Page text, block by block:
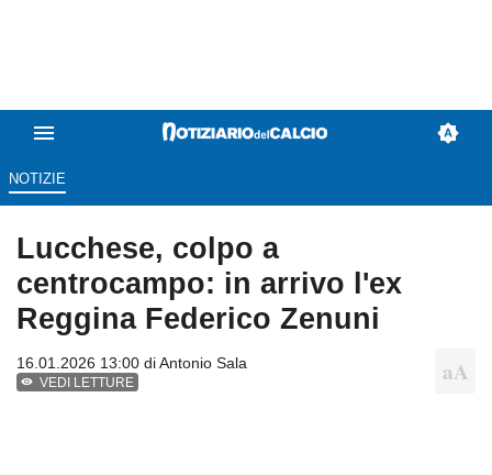
NOTIZIE
Lucchese, colpo a
centrocampo: in arrivo l'ex
Reggina Federico Zenuni
16.01.2026 13:00 diAntonio Sala
VEDI LETTURE